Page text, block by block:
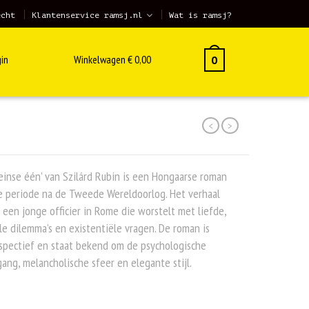
Klantenservice ramsj.nl Wat is ramsj?
Winkelwagen €0,00 0
< >
één’ van Szilárd Rubin is een Hongaarse roman
periode na de Tweede Wereldoorlog. Het verhaal
jonge officier in Rome die worstelt met liefde,
dilemma’s en existentiële vragen. De roman is
en staat bekend om de psychologische
melancholische sfeer en elegante stijl.